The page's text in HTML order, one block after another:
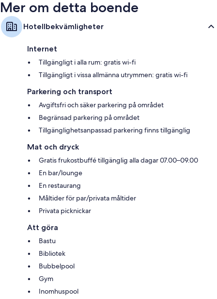
Mer om detta boende
Hotellbekvämligheter
Internet
Tillgängligt i alla rum: gratis wi-fi
Tillgängligt i vissa allmänna utrymmen: gratis wi-fi
Parkering och transport
Avgiftsfri och säker parkering på området
Begränsad parkering på området
Tillgänglighetsanpassad parkering finns tillgänglig
Mat och dryck
Gratis frukostbuffé tillgänglig alla dagar 07.00–09.00
En bar/lounge
En restaurang
Måltider för par/privata måltider
Privata picknickar
Att göra
Bastu
Bibliotek
Bubbelpool
Gym
Inomhuspool